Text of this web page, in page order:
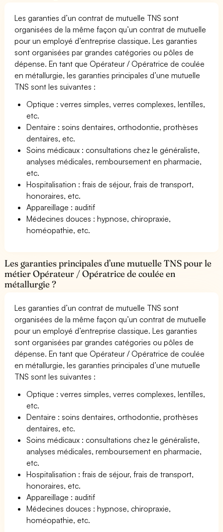
Les garanties d’un contrat de mutuelle TNS sont
organisées de la même façon qu’un contrat de mutuelle
pour un employé d’entreprise classique. Les garanties
sont organisées par grandes catégories ou pôles de
dépense. En tant que Opérateur / Opératrice de coulée
en métallurgie, les garanties principales d’une mutuelle
TNS sont les suivantes :
Optique : verres simples, verres complexes, lentilles,
etc.
Dentaire : soins dentaires, orthodontie, prothèses
dentaires, etc.
Soins médicaux : consultations chez le généraliste,
analyses médicales, remboursement en pharmacie,
etc.
Hospitalisation : frais de séjour, frais de transport,
honoraires, etc.
Appareillage : auditif
Médecines douces : hypnose, chiropraxie,
homéopathie, etc.
Les garanties principales d’une mutuelle TNS pour le
métier Opérateur / Opératrice de coulée en
métallurgie ?
Les garanties d’un contrat de mutuelle TNS sont
organisées de la même façon qu’un contrat de mutuelle
pour un employé d’entreprise classique. Les garanties
sont organisées par grandes catégories ou pôles de
dépense. En tant que Opérateur / Opératrice de coulée
en métallurgie, les garanties principales d’une mutuelle
TNS sont les suivantes :
Optique : verres simples, verres complexes, lentilles,
etc.
Dentaire : soins dentaires, orthodontie, prothèses
dentaires, etc.
Soins médicaux : consultations chez le généraliste,
analyses médicales, remboursement en pharmacie,
etc.
Hospitalisation : frais de séjour, frais de transport,
honoraires, etc.
Appareillage : auditif
Médecines douces : hypnose, chiropraxie,
homéopathie, etc.